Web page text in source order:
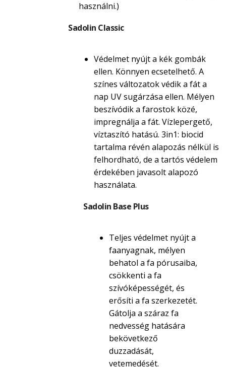
használni.)
Sadolin Classic
Védelmet nyújt a kék gombák
ellen. Könnyen ecsetelhető. A
színes változatok védik a fát a
nap UV sugárzása ellen. Mélyen
beszívódik a farostok közé,
impregnálja a fát. Vízlepergető,
víztaszító hatású. 3in1: biocid
tartalma révén alapozás nélkül is
felhordható, de a tartós védelem
érdekében javasolt alapozó
használata.
Sadolin Base Plus
Teljes védelmet nyújt a
faanyagnak, mélyen
behatol a fa pórusaiba,
csökkenti a fa
szívóképességét, és
erősíti a fa szerkezetét.
Gátolja a száraz fa
nedvesség hatására
bekövetkező
duzzadását,
vetemedését.